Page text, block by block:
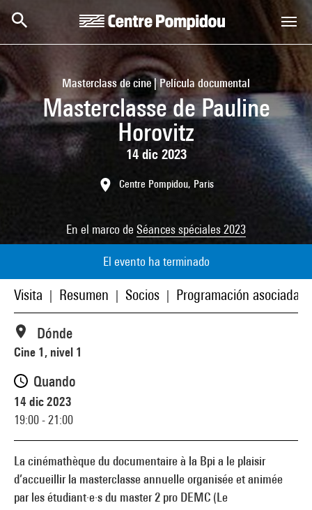
Masterclass de cine | Película documental
Masterclasse de Pauline
Horovitz
14 dic 2023
Centre Pompidou, Paris
En el marco de Séances spéciales 2023
El evento ha terminado
Visita Resumen Socios Programación asociada
La cinémathèque du documentaire à la Bpi a le plaisir
d’accueillir la masterclasse annuelle organisée et animée
par les étudiant·e·s du master 2 pro DEMC (Le
Dónde
Cine 1, nivel 1
Quando
14 dic 2023
19:00 - 21:00